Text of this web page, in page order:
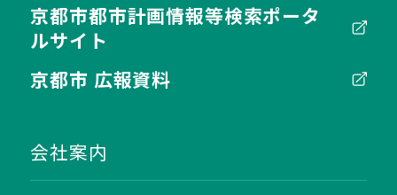
京都市都市計画情報等検索ポータ
ルサイト
京都市 広報資料
会社案内